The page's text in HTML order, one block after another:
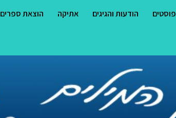
פוסטים הודעות והגיגים אתיקה הוצאת ספרים